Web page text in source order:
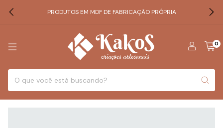
PRODUTOS EM MDF DE FABRICAÇÃO PRÓPRIA
0